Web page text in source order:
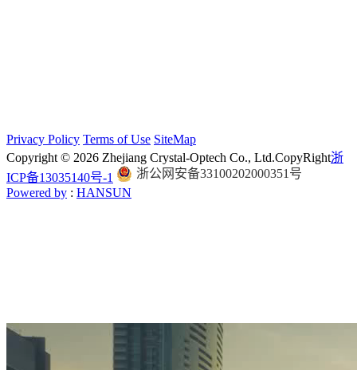
Privacy Policy Terms of Use SiteMap
Copyright © 2026 Zhejiang Crystal-Optech Co., Ltd.CopyRight浙
ICP备13035140号-1
浙公网安备33100202000351号
Powered by : HANSUN